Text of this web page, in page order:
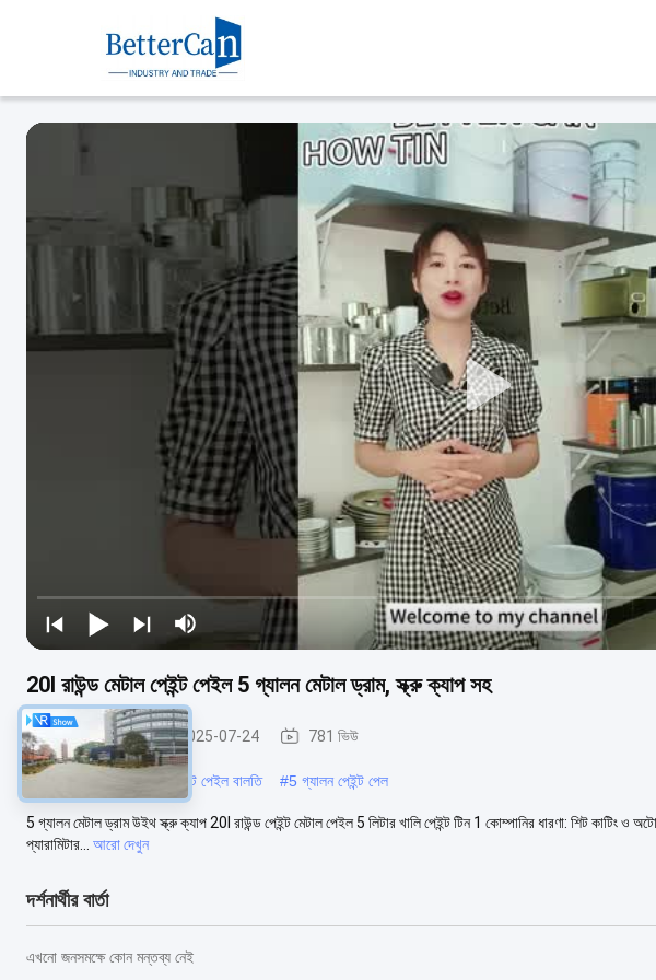
20l রাউন্ড মেটাল পেইন্ট পেইল 5 গ্যালন মেটাল ড্রাম, স্ক্রু ক্যাপ সহ
মেটাল পেইন্ট বাটি 2025-07-24 781 ভিউ
#গোলাকার মেটাল পেইল পেইন্ট পেইল বালতি #5 গ্যালন পেইন্ট পেল
5 গ্যালন মেটাল ড্রাম উইথ স্ক্রু ক্যাপ 20l রাউন্ড পেইন্ট মেটাল পেইল 5 লিটার খালি পেইন্ট টিন 1 কোম্পানির ধারণা: শিট কাটিং ও
প্যারামিটার...
আরো দেখুন
দর্শনার্থীর বার্তা
এখনো জনসমক্ষে কোন মন্তব্য নেই